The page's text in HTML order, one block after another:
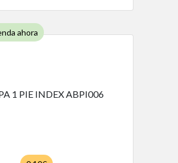
ahora